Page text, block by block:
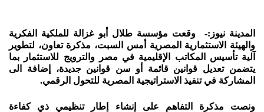
المدينة نيوز:- وقعت مؤسسة طلال أبو غزالة للملكية الفكرية
والهيئة الاستثمارية المصرية أمس السبت، مذكرة تعاون، لتطوير
آلية تأسيس المكاتب الإقليمية في مصر والترويج للاستثمار بما
يتضمن تعديل قوانين قائمة أو سن قوانين جديدة، إضافة الى
المشاركة في تنفيذ الاستراتيجية المصرية للتحول الرقمي.
ونصت مذكرة التفاهم على إنشاء إطار تنظيمي ذي كفاءة